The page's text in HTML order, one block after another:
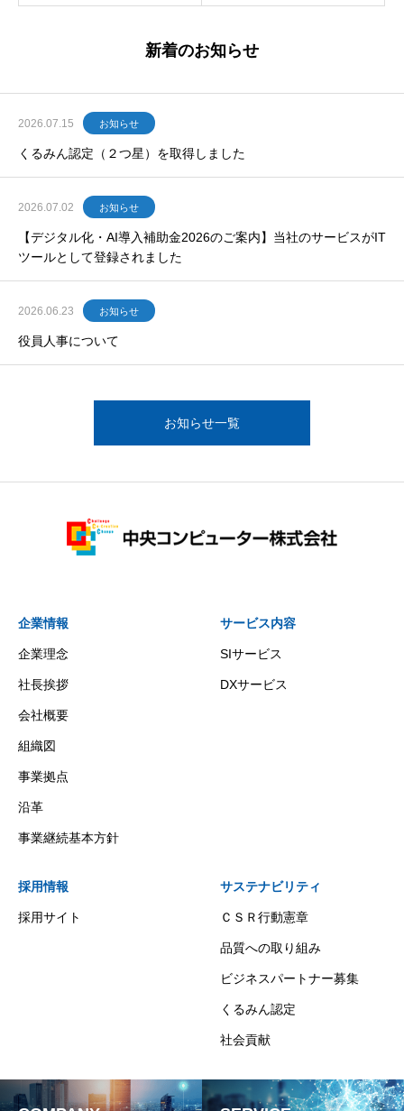
新着のお知らせ
2026.07.15 お知らせ
くるみん認定（２つ星）を取得しました
2026.07.02 お知らせ
【デジタル化・AI導入補助金2026のご案内】当社のサービスがIT
ツールとして登録されました
2026.06.23 お知らせ
役員人事について
お知らせ一覧
企業情報
企業理念
社長挨拶
会社概要
組織図
事業拠点
沿革
事業継続基本方針
サービス内容
SIサービス
DXサービス
採用情報
採用サイト
サステナビリティ
ＣＳＲ行動憲章
品質への取り組み
ビジネスパートナー募集
くるみん認定
社会貢献